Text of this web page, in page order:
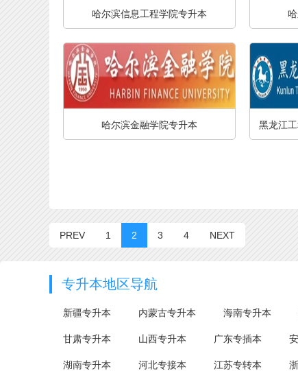
哈尔滨信息工程学院专升本
哈尔滨金融学院专升本 黑龙江
PREV 1 2 3 4 NEXT
专升本地区导航
新疆专升本 内蒙古专升本 海南专升本
甘肃专升本 山西专升本 广东专插本
湖南专升本 河北专接本 江苏专转本